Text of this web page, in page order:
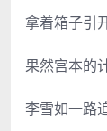
拿着箱子引
果然宫本的
李雪如一路